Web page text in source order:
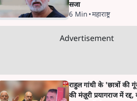
सजा
6 Min •महाराष्ट्र
Advertisement
राहुल गांधी के 'छात्रों की
की मंज़ूरी प्रयागराज में रद्द,